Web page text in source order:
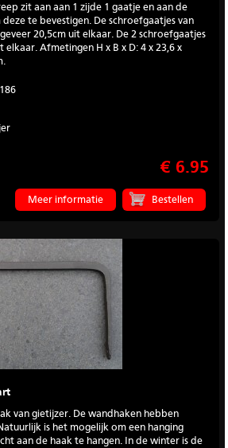
zit aan aan 1 zijde 1 gaatje en aan de
te bevestigen. De schroefgaatjes van
20,5cm uit elkaar. De 2 schroefgaatjes
Afmetingen H x B x D: 4 x 23,6 x
€ 6.95
Meer informatie
van gietijzer. De wandhaken hebben
is het mogelijk om een hanging
aan de haak te hangen. In de winter is de